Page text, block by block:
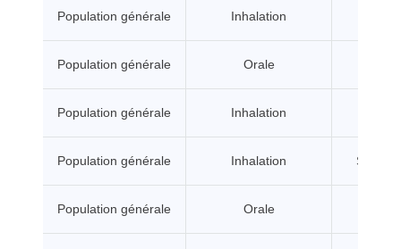
Population générale Inhalation
Population générale Orale
Population générale Inhalation
Population générale Inhalation Sans
Population générale Orale